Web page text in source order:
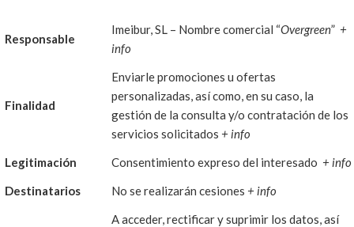
Responsable
Imeibur, SL – Nombre comercial “Overgreen” +
info
Finalidad
Enviarle promociones u ofertas
personalizadas, así como, en su caso, la
gestión de la consulta y/o contratación de los
servicios solicitados + info
Legitimación
Consentimiento expreso del interesado + info
Destinatarios
No se realizarán cesiones + info
A acceder, rectificar y suprimir los datos, así